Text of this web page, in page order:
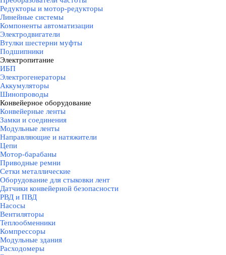
Редукторы и мотор-редукторы
Линейные системы
Компоненты автоматизации
Электродвигатели
Втулки шестерни муфты
Подшипники
Электропитание
ИБП
Электрогенераторы
Аккумуляторы
Шинопроводы
Конвейерное оборудование
Конвейерные ленты
Замки и соединения
Модульные ленты
Направляющие и натяжители
Цепи
Мотор-барабаны
Приводные ремни
Сетки металлические
Оборудование для стыковки лент
Датчики конвейерной безопасности
РВД и ПВД
Насосы
Вентиляторы
Теплообменники
Компрессоры
Модульные здания
Расходомеры